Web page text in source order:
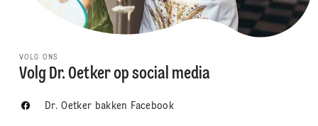
VOLG ONS
Volg Dr. Oetker op social media
Dr. Oetker bakken Facebook